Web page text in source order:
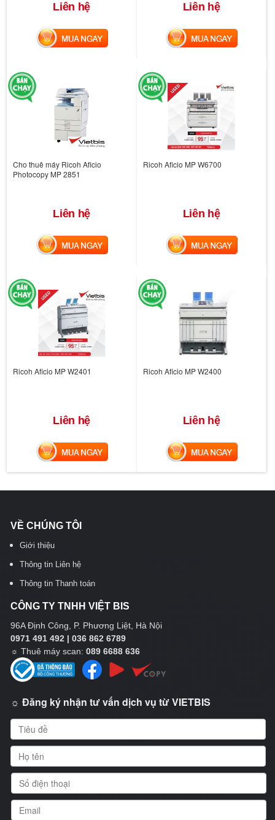
Liên hệ
MUA NGAY
Liên hệ
MUA NGAY
Cho thuê máy Ricoh Aficio
Photocopy MP 2851
Liên hệ
MUA NGAY
Ricoh Aficio MP W6700
Liên hệ
MUA NGAY
Ricoh Aficio MP W2401
Liên hệ
MUA NGAY
Ricoh Aficio MP W2400
Liên hệ
MUA NGAY
VỀ CHÚNG TÔI
Giới thiệu
Thông tin Liên hệ
Thông tin Thanh toán
CÔNG TY TNHH VIỆT BIS
96A Định Công, P. Phương Liệt, Hà Nội
0971 491 492 | 036 862 6789
☼ Thuê máy scan: 089 6688 636
☼ Đăng ký nhận tư vấn dịch vụ từ VIETBIS